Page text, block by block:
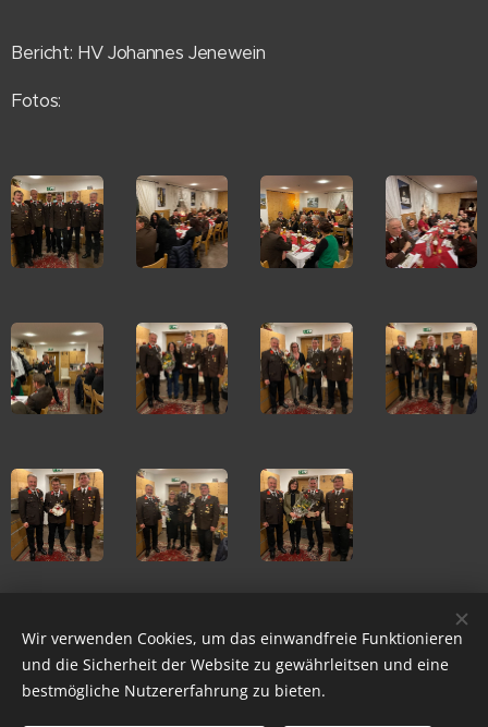
Bericht: HV Johannes Jenewein
Fotos:
Wir verwenden Cookies, um das einwandfreie Funktionieren
und die Sicherheit der Website zu gewährleitsen und eine
bestmögliche Nutzererfahrung zu bieten.